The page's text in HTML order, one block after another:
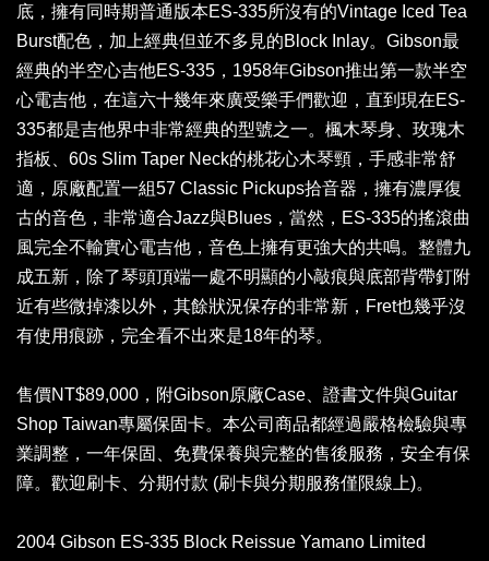
底，擁有同時期普通版本ES-335所沒有的Vintage Iced Tea
Burst配色，加上經典但並不多見的Block Inlay。Gibson最
經典的半空心吉他ES-335，1958年Gibson推出第一款半空
心電吉他，在這六十幾年來廣受樂手們歡迎，直到現在ES-
335都是吉他界中非常經典的型號之一。楓木琴身、玫瑰木
指板、60s Slim Taper Neck的桃花心木琴頸，手感非常舒
適，原廠配置一組57 Classic Pickups拾音器，擁有濃厚復
古的音色，非常適合Jazz與Blues，當然，ES-335的搖滾曲
風完全不輸實心電吉他，音色上擁有更強大的共鳴。整體九
成五新，除了琴頭頂端一處不明顯的小敲痕與底部背帶釘附
近有些微掉漆以外，其餘狀況保存的非常新，Fret也幾乎沒
有使用痕跡，完全看不出來是18年的琴。
售價NT$89,000，附Gibson原廠Case、證書文件與Guitar
Shop Taiwan專屬保固卡。本公司商品都經過嚴格檢驗與專
業調整，一年保固、免費保養與完整的售後服務，安全有保
障。歡迎刷卡、分期付款 (刷卡與分期服務僅限線上)。
2004 Gibson ES-335 Block Reissue Yamano Limited